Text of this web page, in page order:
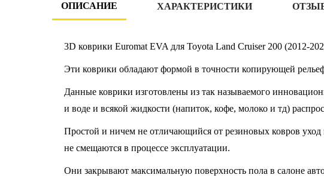
ОПИСАНИЕ ХАРАКТЕРИСТИКИ
3D коврики Euromat EVA для Toyota Land Cruiser 200 (2012-
Эти коврики обладают формой в точности копирующей
Данные коврики изготовлены из так называемого
и воде и всякой жидкости (напиток, кофе, молоко и тд)
Простой и ничем не отличающийся от резиновых ковров уход
не смещаются в процессе эксплуатации.
Они закрывают максимальную поверхность пола в салоне